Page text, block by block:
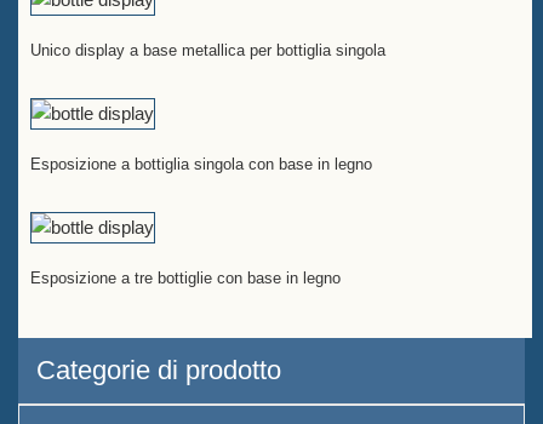
Unico display a base metallica per bottiglia singola
Esposizione a bottiglia singola con base in legno
Esposizione a tre bottiglie con base in legno
Categorie di prodotto